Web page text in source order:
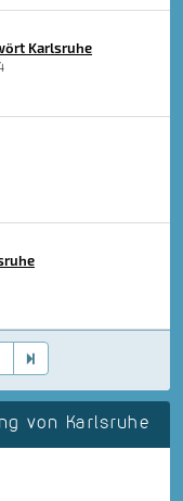
Karlsruhe
von Karlsruhe